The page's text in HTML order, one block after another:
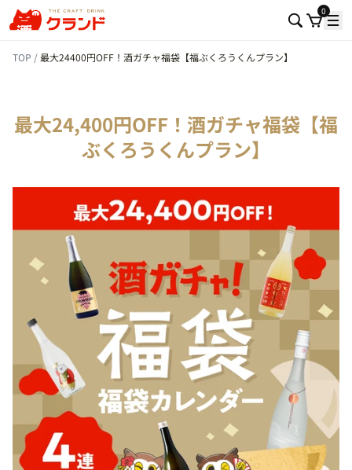
0
TOP 最大24400円OFF！酒ガチャ福袋【福ぶくろうくんプラン】
最大24,400円OFF！酒ガチャ福袋【福
ぶくろうくんプラン】